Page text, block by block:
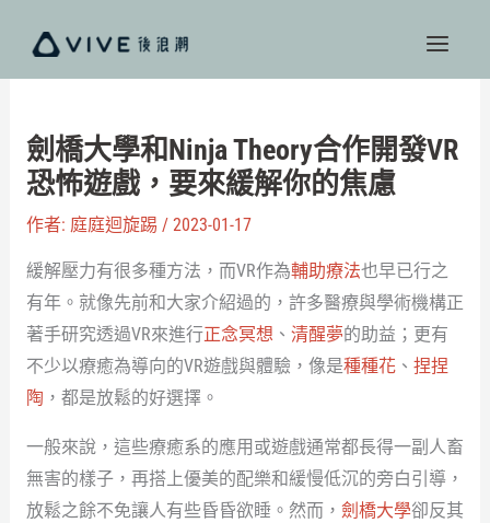
主
劍橋大學和Ninja Theory合作開發VR
恐怖遊戲，要來緩解你的焦慮
作者: 庭庭迴旋踢 / 2023-01-17
緩解壓力有很多種方法，而VR作為輔助療法也早已行之
有年。就像先前和大家介紹過的，許多醫療與學術機構正
著手研究透過VR來進行正念冥想 、 清醒夢的助益；更有
不少以療癒為導向的VR遊戲與體驗，像是種種花、 捏捏
陶 ，都是放鬆的好選擇。
一般來說，這些療癒系的應用或遊戲通常都長得一副人畜
無害的樣子，再搭上優美的配樂和緩慢低沉的旁白引導，
放鬆之餘不免讓人有些昏昏欲睡。然而， 劍橋大學卻反其